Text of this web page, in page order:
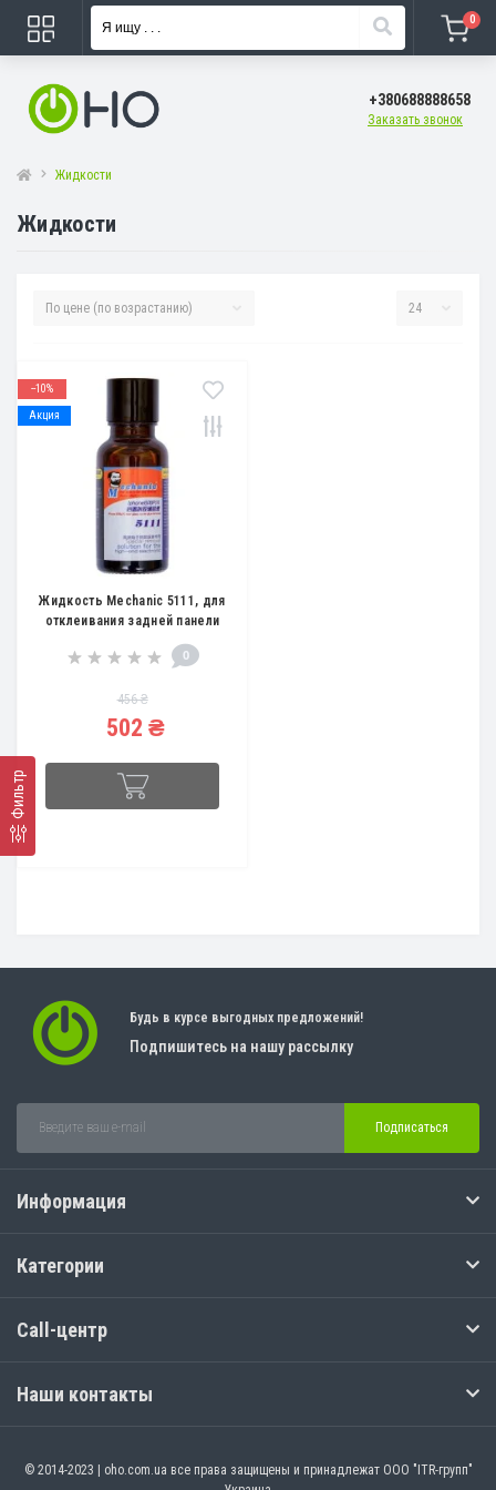
0
+380688888658
Заказать звонок
Жидкости
Жидкости
Фильтр
--10%
Акция
Жидкость Mechanic 5111, для
отклеивания задней панели
0
456 ₴
502 ₴
Будь в курсе выгодных предложений!
Подпишитесь на нашу рассылку
Подписаться
Информация
Категории
Call-центр
Наши контакты
© 2014-2023 | oho.com.ua все права защищены и принадлежат ООО "ITR-групп"